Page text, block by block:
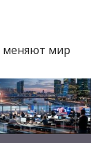
меняют мир